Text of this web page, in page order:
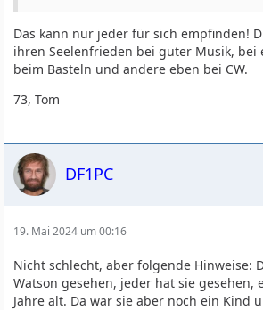
Das kann nur jeder für sich empfinden!
ihren Seelenfrieden bei guter Musik, bei
beim Basteln und andere eben bei CW.
73, Tom
DF1PC
19. Mai 2024 um 00:16
Nicht schlecht, aber folgende Hinweise:
Watson gesehen, jeder hat sie gesehen,
Jahre alt. Da war sie aber noch ein Kind